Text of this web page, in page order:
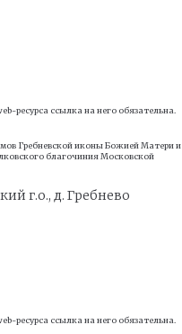
ресурса ссылка на него обязательна.
Гребневской иконы Божией Матери и
благочиния Московской
г.о., д. Гребнево
ресурса ссылка на него обязательна.